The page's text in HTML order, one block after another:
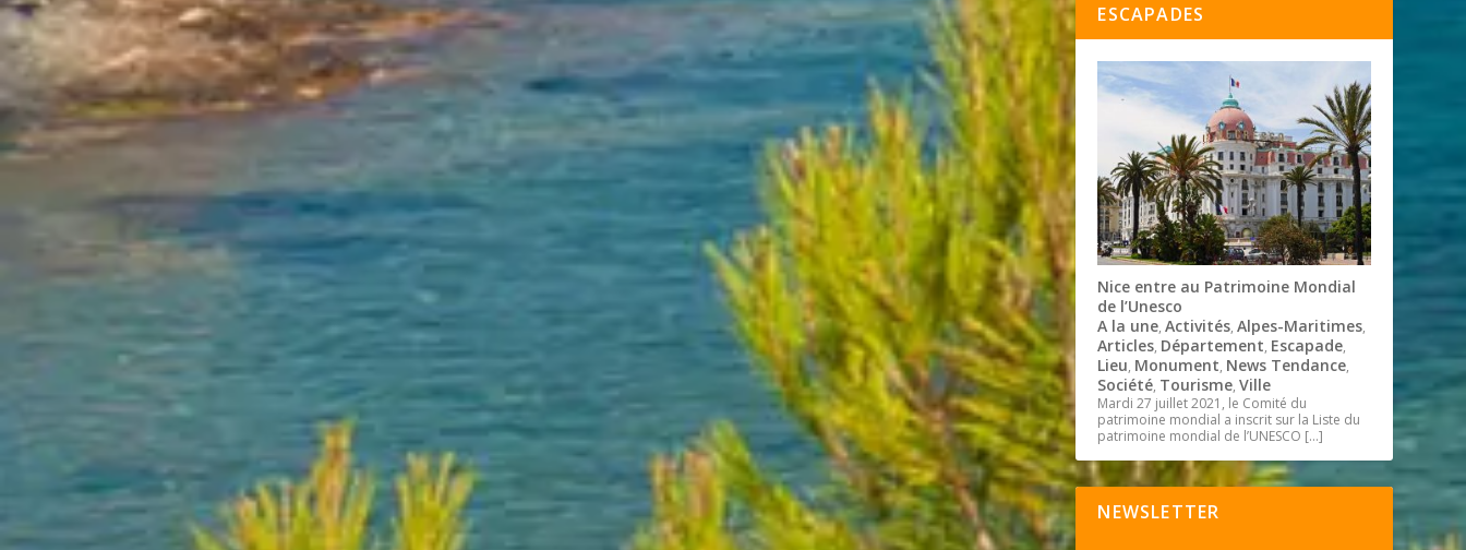
ESCAPADES
Nice entre au Patrimoine Mondial
de l’Unesco
A la une,Activités,Alpes-Maritimes,
Articles, Département, Escapade,
Lieu, Monument, News Tendance,
Société, Tourisme,Ville
Mardi 27 juillet 2021, le Comité du
patrimoine mondial a inscrit sur la Liste du
patrimoine mondial de l’UNESCO […]
NEWSLETTER